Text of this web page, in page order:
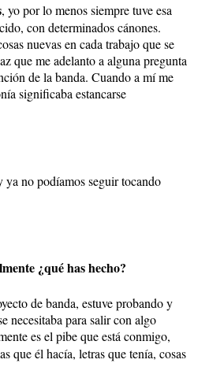
, yo por lo menos siempre tuve esa
con determinados cánones.
nuevas en cada trabajo que se
que me adelanto a alguna pregunta
de la banda. Cuando a mí me
significaba estancarse
no podíamos seguir tocando
¿qué has hecho?
de banda, estuve probando y
necesitaba para salir con algo
es el pibe que está conmigo,
que él hacía, letras que tenía, cosas